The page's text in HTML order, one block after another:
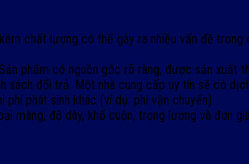
chất lượng có thể gây ra nhiều vấn đề
phẩm có nguồn gốc rõ ràng, được sản xuất
đổi trả. Một nhà cung cấp uy tín sẽ có
phát sinh khác (ví dụ: phí vận chuyển).
độ dày, khổ cuộn, trọng lượng và đơn